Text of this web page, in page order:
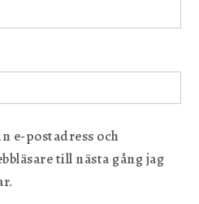
e-postadress och
till nästa gång jag